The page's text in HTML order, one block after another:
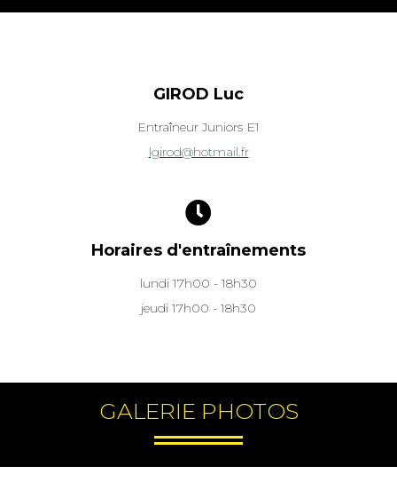
GIROD Luc
Entraîneur Juniors E1
lgirod@hotmail.fr
Horaires d'entraînements
lundi 17h00 - 18h30
jeudi 17h00 - 18h30
GALERIE PHOTOS